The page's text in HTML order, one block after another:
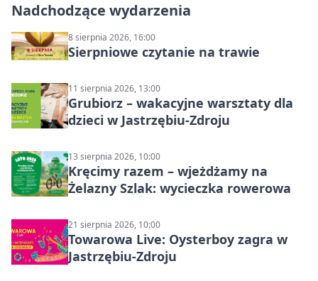
Nadchodzące wydarzenia
8 sierpnia 2026, 16:00
Sierpniowe czytanie na trawie
11 sierpnia 2026, 13:00
Grubiorz – wakacyjne warsztaty dla
dzieci w Jastrzębiu-Zdroju
13 sierpnia 2026, 10:00
Kręcimy razem – wjeżdżamy na
Żelazny Szlak: wycieczka rowerowa
21 sierpnia 2026, 10:00
Towarowa Live: Oysterboy zagra w
Jastrzębiu-Zdroju